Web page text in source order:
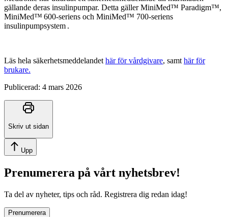
gällande deras insulinpumpar. Detta gäller MiniMed™ Paradigm™,
MiniMed™ 600-seriens och MiniMed™ 700-seriens
insulinpumpsystem .
Läs hela säkerhetsmeddelandethär för vårdgivare, samthär för
brukare.
Publicerad: 4 mars 2026
Skriv ut sidan
Upp
Prenumerera på vårt nyhetsbrev!
Ta del av nyheter, tips och råd. Registrera dig redan idag!
Prenumerera